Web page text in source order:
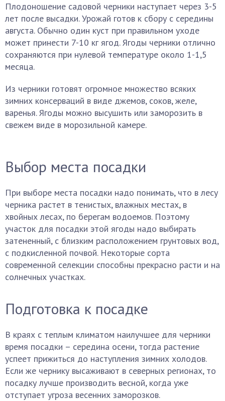
Плодоношение садовой черники наступает через 3-5
лет после высадки. Урожай готов к сбору с середины
августа. Обычно один куст при правильном уходе
может принести 7-10 кг ягод. Ягоды черники отлично
сохраняются при нулевой температуре около 1-1,5
месяца.
Из черники готовят огромное множество всяких
зимних консерваций в виде джемов, соков, желе,
варенья. Ягоды можно высушить или заморозить в
свежем виде в морозильной камере.
Выбор места посадки
При выборе места посадки надо понимать, что в лесу
черника растет в тенистых, влажных местах, в
хвойных лесах, по берегам водоемов. Поэтому
участок для посадки этой ягоды надо выбирать
затененный, с близким расположением грунтовых вод,
с подкисленной почвой. Некоторые сорта
современной селекции способны прекрасно расти и на
солнечных участках.
Подготовка к посадке
В краях с теплым климатом наилучшее для черники
время посадки – середина осени, тогда растение
успеет прижиться до наступления зимних холодов.
Если же чернику высаживают в северных регионах, то
посадку лучше производить весной, когда уже
отступает угроза весенних заморозков.